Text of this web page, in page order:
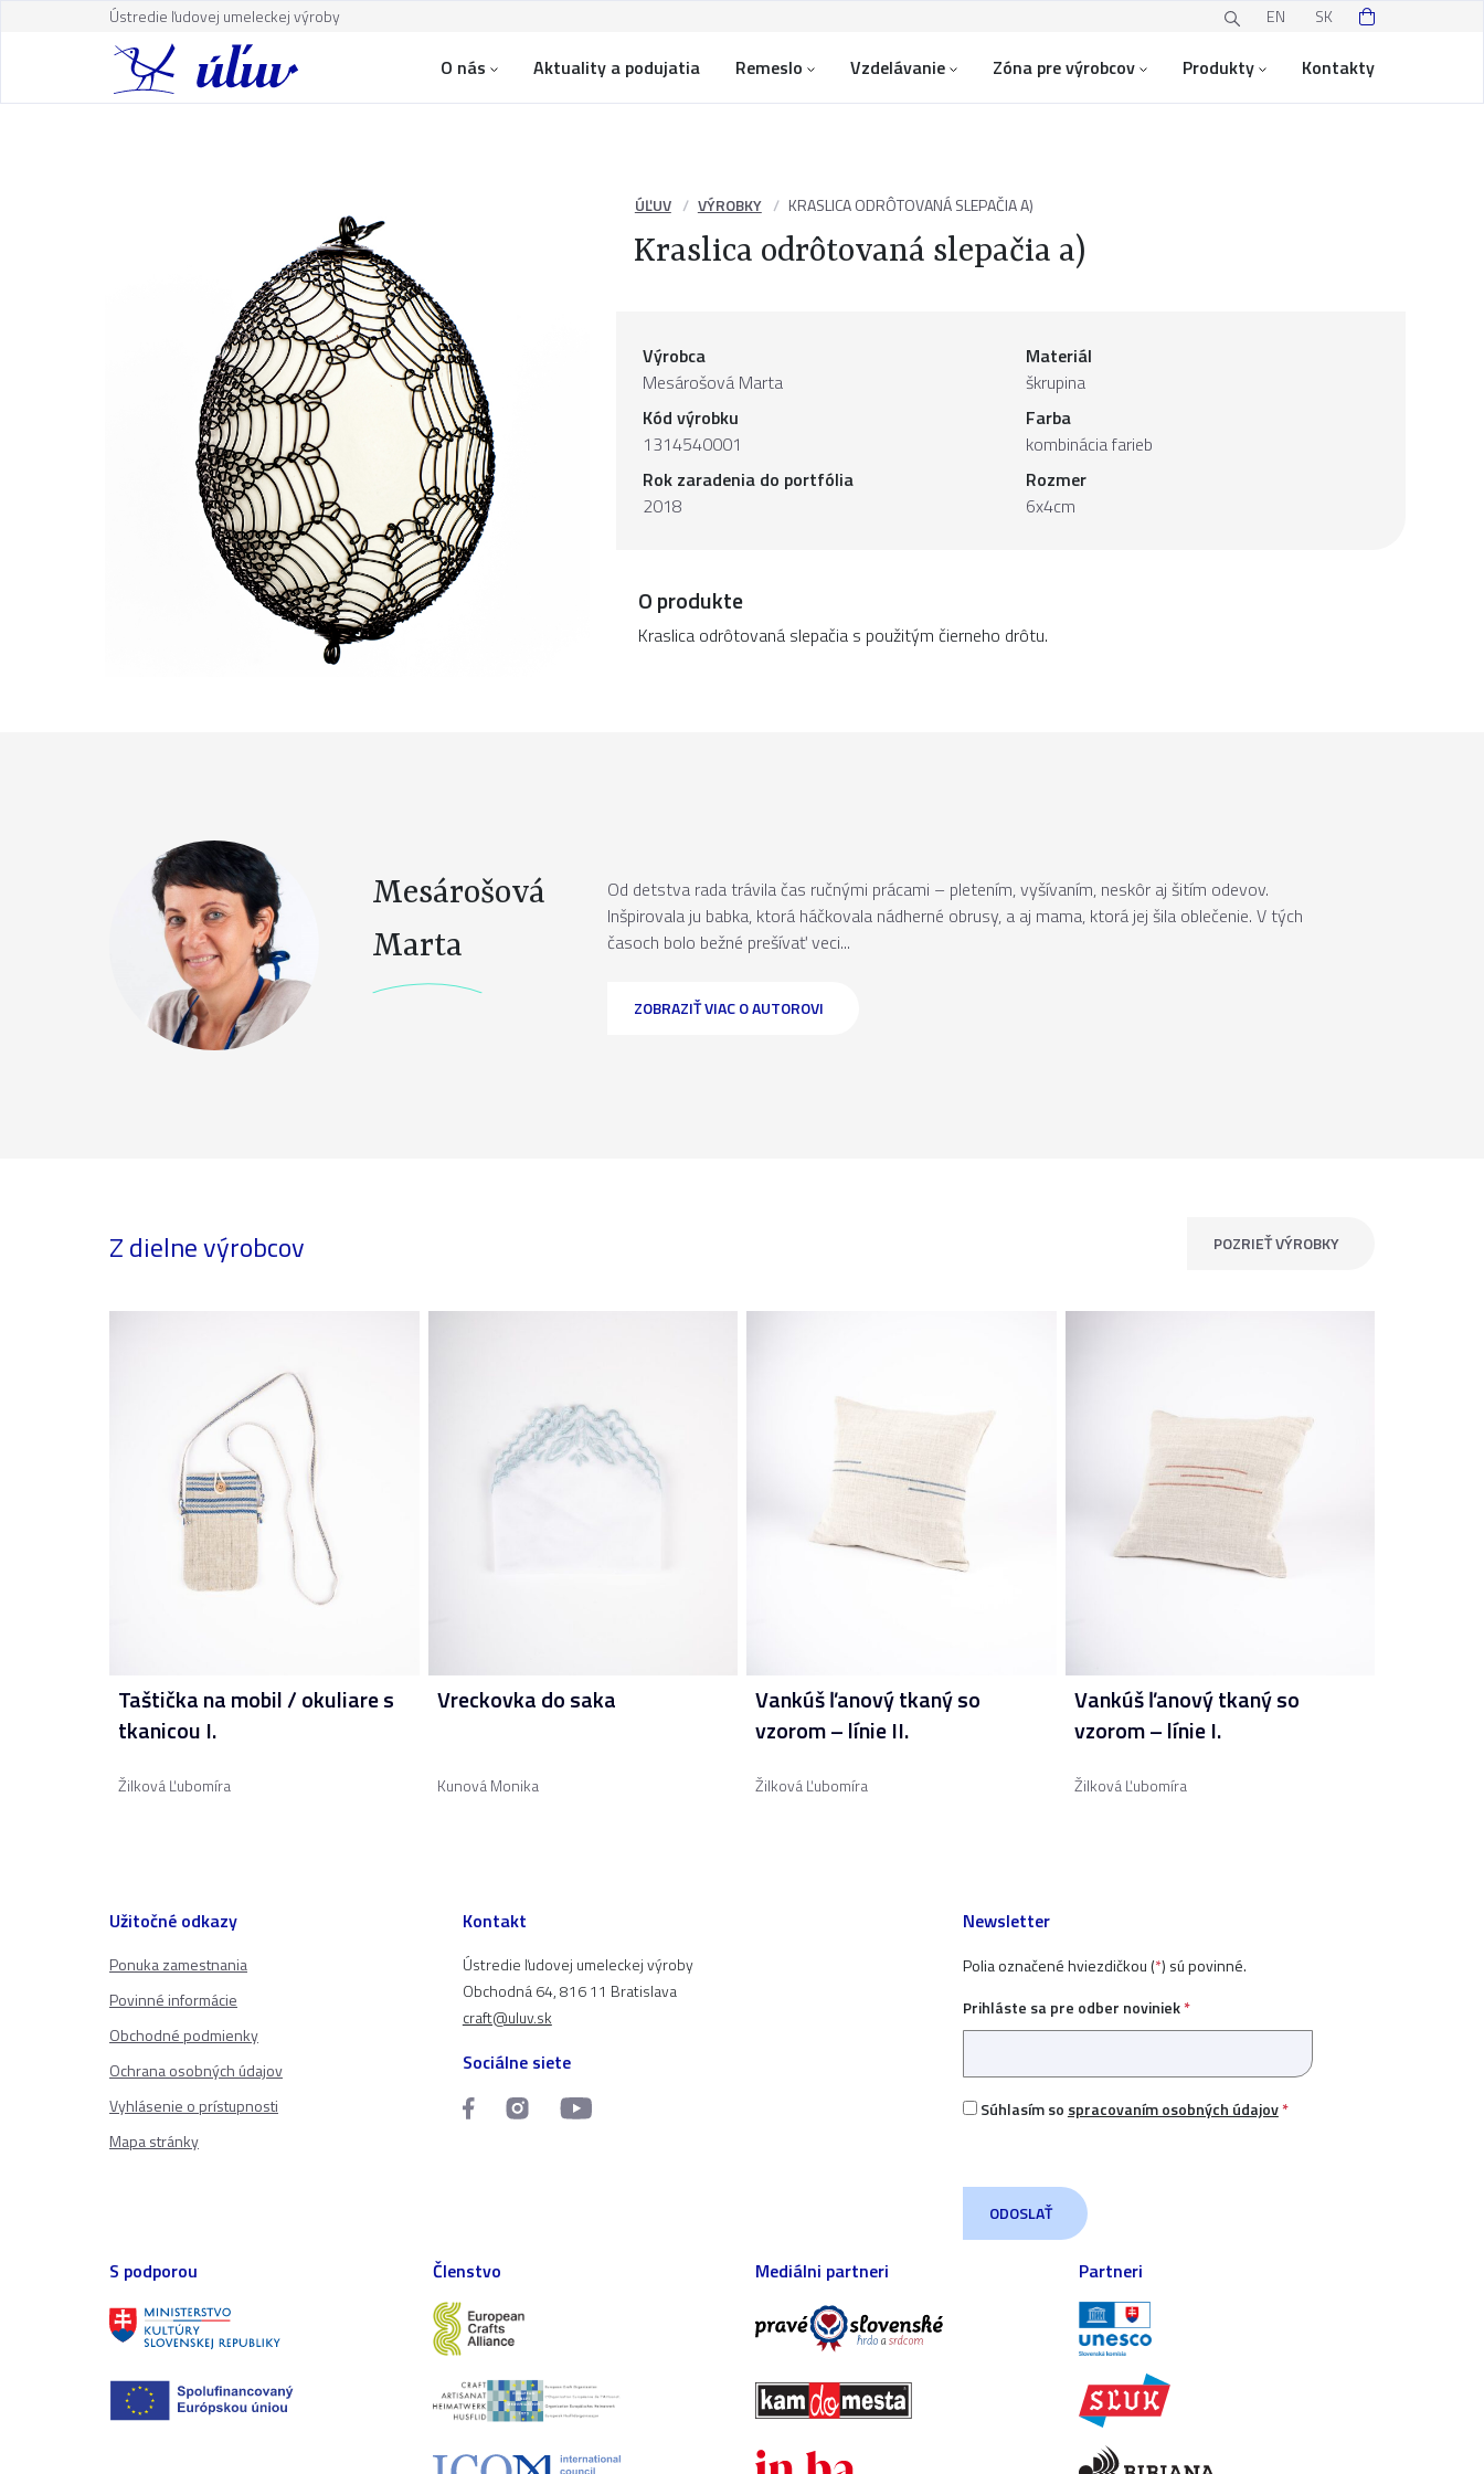
Ústredie ľudovej umeleckej výroby EN SK
O nás Aktuality a podujatia Remeslo Vzdelávanie Zóna pre výrobcov Produkty Kontakty
ÚĽUV VÝROBKY KRASLICA ODRÔTOVANÁ SLEPAČIA A)
Kraslica odrôtovaná slepačia a)
Výrobca
Mesárošová Marta
Kód výrobku
1314540001
Rok zaradenia do portfólia
2018
Materiál
škrupina
Farba
kombinácia farieb
Rozmer
6x4cm
O produkte
Kraslica odrôtovaná slepačia s použitým čierneho drôtu.
Mesárošová
Marta
Od detstva rada trávila čas ručnými prácami – pletením, vyšívaním, neskôr aj šitím odevov.
Inšpirovala ju babka, ktorá háčkovala nádherné obrusy, a aj mama, ktorá jej šila oblečenie. V tých
časoch bolo bežné prešívať veci...
ZOBRAZIŤ VIAC O AUTOROVI
Z dielne výrobcov POZRIEŤ VÝROBKY
Taštička na mobil / okuliare s
tkanicou I.
Žilková Ľubomíra
Vreckovka do saka
Kunová Monika
Vankúš ľanový tkaný so
vzorom – línie II.
Žilková Ľubomíra
Vankúš ľanový tkaný so
vzorom – línie I.
Žilková Ľubomíra
Užitočné odkazy
Ponuka zamestnania
Povinné informácie
Obchodné podmienky
Ochrana osobných údajov
Vyhlásenie o prístupnosti
Mapa stránky
Kontakt
Ústredie ľudovej umeleckej výroby
Obchodná 64, 816 11 Bratislava
craft@uluv.sk
Sociálne siete
Newsletter
Polia označené hviezdičkou (*) sú povinné.
Prihláste sa pre odber noviniek*
Súhlasím so spracovaním osobných údajov*
S podporou Členstvo Mediálni partneri Partneri